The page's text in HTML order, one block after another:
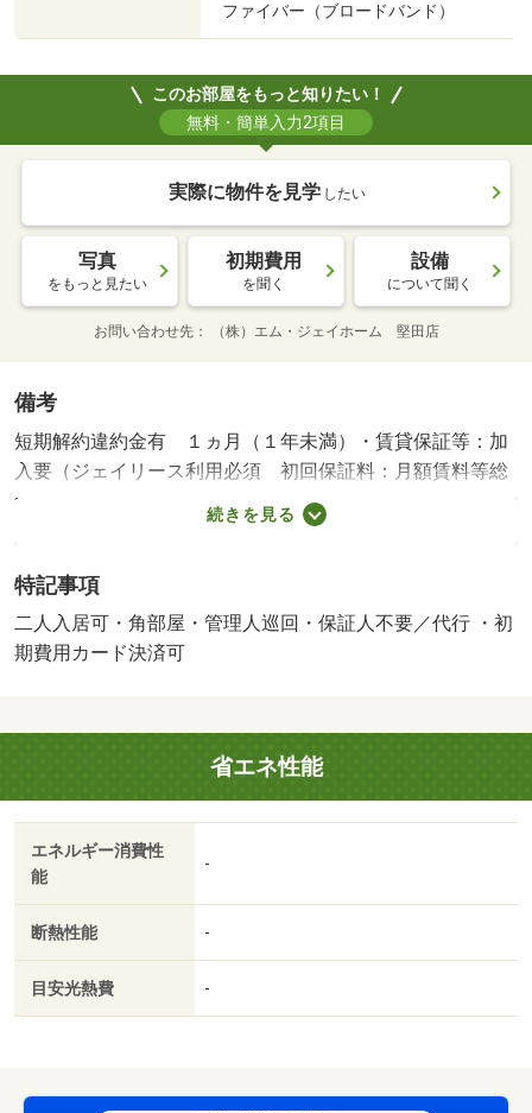
ファイバー（ブロードバンド）
このお部屋をもっと知りたい！
無料・簡単入力2項目
実際に物件を見学 したい
写真
をもっと見たい
初期費用
を聞く
設備
について聞く
お問い合わせ先 （株）エム・ジェイホーム 堅田店
備考
短期解約違約金有 １ヵ月（１年未満）・賃貸保証等：加
入要（ジェイリース利用必須 初回保証料：月額賃料等総
額５０％、１年毎１０，０００円（最低保証料２０，００
０円））・鍵交換代：あり１６，５００円～・管理形態／
冬も快適な室温で過ごせます！・バイク置場：なし・駐輪
場：有/クリーニング費 55000円
続きを見る
特記事項
二人入居可・角部屋・管理人巡回・保証人不要／代行 ・初
期費用カード決済可
省エネ性能
エネルギー消費性
能
-
断熱性能 -
目安光熱費 -